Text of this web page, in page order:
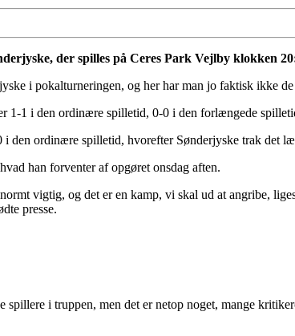
der spilles på Ceres Park Vejlby klokken
i pokalturneringen, og her har man jo faktisk ikke
1-1 i den ordinære spilletid, 0-0 i den forlængede
ordinære spilletid, hvorefter Sønderjyske trak det
han forventer af opgøret onsdag aften.
vigtig, og det er en kamp, vi skal ud at angribe,
presse.
i truppen, men det er netop noget, mange